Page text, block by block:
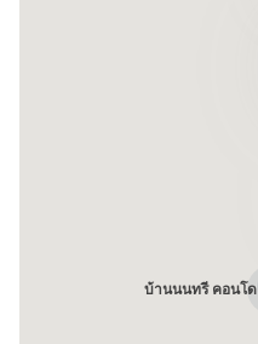
บ้านนนทรี คอนโด